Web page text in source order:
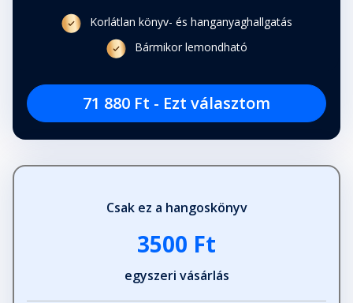
Korlátlan könyv- és hanganyaghallgatás
Bármikor lemondható
71 880 Ft - Ezt választom
Csak ez a hangoskönyv
3500 Ft
egyszeri vásárlás